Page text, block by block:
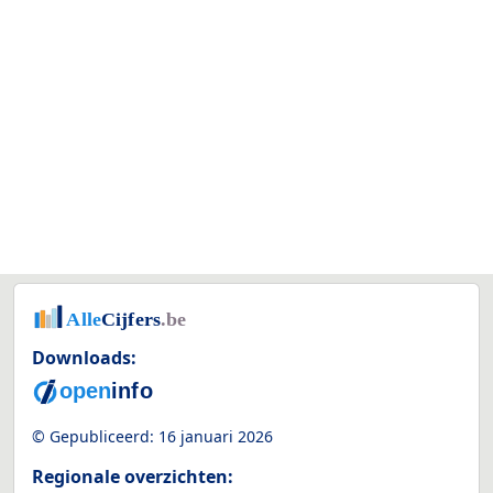
Downloads:
© Gepubliceerd: 16 januari 2026
Regionale overzichten: